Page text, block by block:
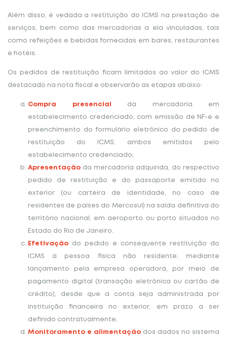
Além disso, é vedada a restituição do ICMS na prestação de
serviços, bem como das mercadorias a ela vinculadas, tais
como refeições e bebidas fornecidas em bares, restaurantes
e hotéis.
Os pedidos de restituição ficam limitados ao valor do ICMS
destacado na nota fiscal e observarão as etapas abaixo:
Compra presencial da mercadoria em
estabelecimento credenciado, com emissão de NF-e e
preenchimento do formulário eletrônico do pedido de
restituição do ICMS, ambos emitidos pelo
estabelecimento credenciado;
Apresentação da mercadoria adquirida, do respectivo
pedido de restituição e do passaporte emitido no
exterior (ou carteira de identidade, no caso de
residentes de países do Mercosul) na saída definitiva do
território nacional, em aeroporto ou porto situados no
Estado do Rio de Janeiro.
Efetivação do pedido e consequente restituição do
ICMS à pessoa física não residente, mediante
lançamento pela empresa operadora, por meio de
pagamento digital (transação eletrônica ou cartão de
crédito), desde que a conta seja administrada por
instituição financeira no exterior, em prazo a ser
definido contratualmente.
Monitoramento e alimentação dos dados no sistema